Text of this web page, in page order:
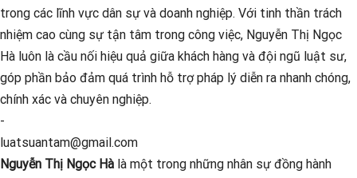
trong các lĩnh vực dân sự và doanh nghiệp. Với tinh thần trách
nhiệm cao cùng sự tận tâm trong công việc, Nguyễn Thị Ngọc
Hà luôn là cầu nối hiệu quả giữa khách hàng và đội ngũ luật sư,
góp phần bảo đảm quá trình hỗ trợ pháp lý diễn ra nhanh chóng,
chính xác và chuyên nghiệp.
-
luatsuantam@gmail.com
Nguyễn Thị Ngọc Hà là một trong những nhân sự đồng hành